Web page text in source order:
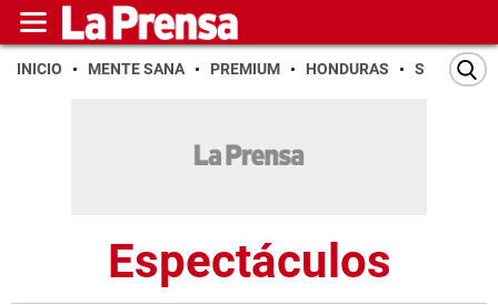
INICIO MENTE SANA PREMIUM HONDURAS SAN PEDRO
Espectáculos